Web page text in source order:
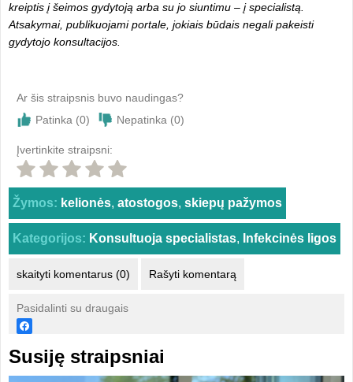
kreiptis į šeimos gydytoją arba su jo siuntimu – į specialistą.
Atsakymai, publikuojami portale, jokiais būdais negali pakeisti
gydytojo konsultacijos.
Ar šis straipsnis buvo naudingas?
Patinka (0) Nepatinka (0)
Įvertinkite straipsni:
Žymos: kelionės, atostogos, skiepų pažymos
Kategorijos: Konsultuoja specialistas, Infekcinės ligos
skaityti komentarus (0) Rašyti komentarą
Pasidalinti su draugais
Susiję straipsniai